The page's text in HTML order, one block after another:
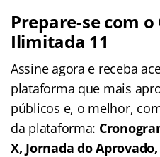
Prepare-se com
Ilimitada 11
Assine agora e receba
plataforma que mais
públicos e, o melhor,
da plataforma:
X, Jornada do